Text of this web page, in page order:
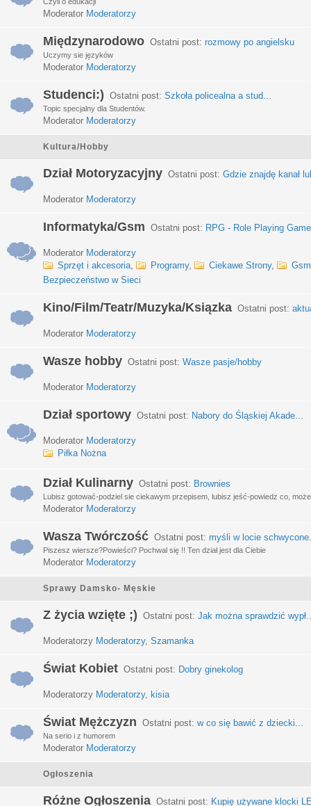
Moderator Moderatorzy
Międzynarodowo Ostatni post: rozmowy po angielsku
Uczymy sie języków
Moderator Moderatorzy
Studenci:) Ostatni post: Szkoła policealna a stud...
Topic specjalny dla Studentów.
Moderator Moderatorzy
Kultura/Hobby
Dział Motoryzacyjny Ostatni post: Gdzie znajdę kanał
Moderator Moderatorzy
Informatyka/Gsm Ostatni post: RPG - Role Playing
Moderator Moderatorzy
Sprzęt i akcesoria, Programy, Ciekawe Strony,
Gsm
Bezpieczeństwo w Sieci
Kino/Film/Teatr/Muzyka/Ksiązka Ostatni post:
Moderator Moderatorzy
Wasze hobby Ostatni post: Wasze pasje/hobby
Moderator Moderatorzy
Dział sportowy Ostatni post: Nabory do Śląskiej Akade...
Moderator Moderatorzy
Piłka Nożna
Dział Kulinarny Ostatni post: Brownies
Lubisz gotować-podziel sie ciekawym przepisem, lubisz jeść-powiedz co,
Moderator Moderatorzy
Wasza Twórczość Ostatni post: myśli w locie
Piszesz wiersze?Powieści? Pochwal się !! Ten dział jest dla Ciebie
Moderator Moderatorzy
Sprawy Damsko- Męskie
Z życia wzięte ;) Ostatni post: Jak można sprawdzić
Moderatorzy Moderatorzy, Szamanka
Świat Kobiet Ostatni post: Dobry ginekolog
Moderatorzy Moderatorzy, kisia
Świat Mężczyzn Ostatni post: w co się bawić z dziecki...
Na serio i z humorem
Moderator Moderatorzy
Ogłoszenia
Różne Ogłoszenia Ostatni post: Kupię używane klocki